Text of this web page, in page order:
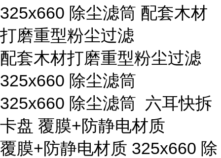
325x660 除尘滤筒 配套木材
打磨重型粉尘过滤
配套木材打磨重型粉尘过滤
325x660 除尘滤筒
325x660 除尘滤筒 六耳快拆
卡盘 覆膜+防静电材质
覆膜+防静电材质 325x660 除